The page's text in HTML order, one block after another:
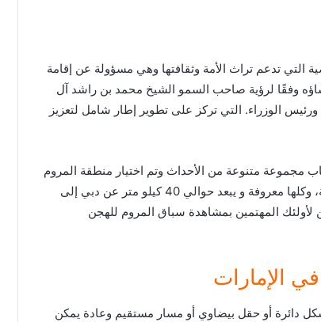
التي تدعم تراث الأمة وثقافتها وهي مسؤولة عن إقامة
وفقًا لرؤية صاحب السمو الشيخ محمد بن راشد آل
الوزراء. التي تركز على تطوير إطار شامل لتعزيز
المرموم لسباق الجمال في عام 2008 لاستيعاب مجموعة متنوعة من الأحداث وتم اختيار منطقة المروم
بسبب أراضيها الرطبة والبحيرات والمحميات والكثبان الرملية، وكلها معروفة و يبعد حوالي 40 كيلو متر عن دبي إلى
لأولئك المهتمين بمشاهدة سباق المروم للهجن
الإمارات
دائرة أو حقل بيضاوي أو مسار مستقيم وعادة يمكن